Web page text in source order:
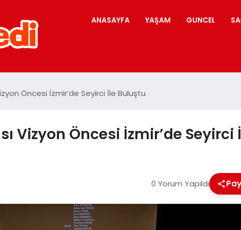
ANASAYFA YAŞAM GUNCEL
Öncesi İzmir’de Seyirci İle Buluştu
Vizyon Öncesi İzmir’de Seyirci
0 Yorum Yapıldı